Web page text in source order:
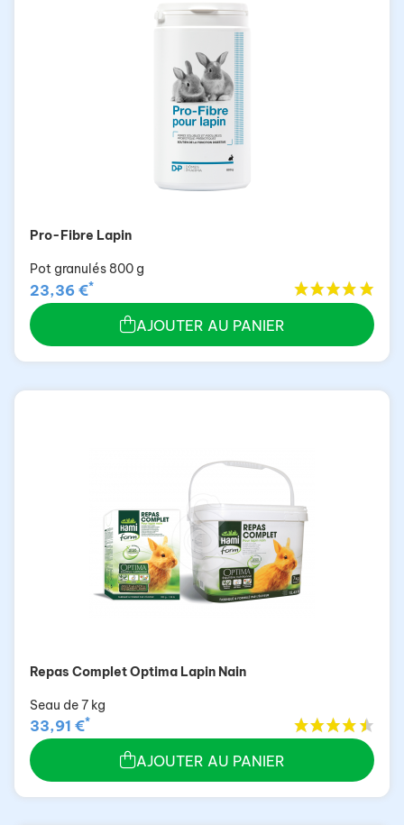
Pro-Fibre Lapin
Pot granulés 800 g
23,36 €*
AJOUTER AU PANIER
Repas Complet Optima Lapin Nain
Seau de 7 kg
33,91 €*
AJOUTER AU PANIER